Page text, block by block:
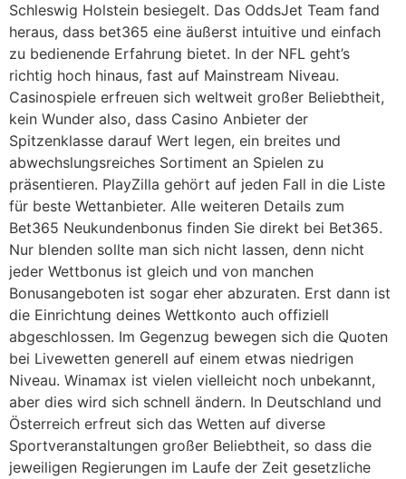
Schleswig Holstein besiegelt. Das OddsJet Team fand
heraus, dass bet365 eine äußerst intuitive und einfach
zu bedienende Erfahrung bietet. In der NFL geht’s
richtig hoch hinaus, fast auf Mainstream Niveau.
Casinospiele erfreuen sich weltweit großer Beliebtheit,
kein Wunder also, dass Casino Anbieter der
Spitzenklasse darauf Wert legen, ein breites und
abwechslungsreiches Sortiment an Spielen zu
präsentieren. PlayZilla gehört auf jeden Fall in die Liste
für beste Wettanbieter. Alle weiteren Details zum
Bet365 Neukundenbonus finden Sie direkt bei Bet365.
Nur blenden sollte man sich nicht lassen, denn nicht
jeder Wettbonus ist gleich und von manchen
Bonusangeboten ist sogar eher abzuraten. Erst dann ist
die Einrichtung deines Wettkonto auch offiziell
abgeschlossen. Im Gegenzug bewegen sich die Quoten
bei Livewetten generell auf einem etwas niedrigen
Niveau. Winamax ist vielen vielleicht noch unbekannt,
aber dies wird sich schnell ändern. In Deutschland und
Österreich erfreut sich das Wetten auf diverse
Sportveranstaltungen großer Beliebtheit, so dass die
jeweiligen Regierungen im Laufe der Zeit gesetzliche